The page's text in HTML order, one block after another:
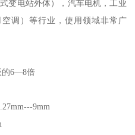
变电站外体），汽车电机，工业
调）等行业，使用领域非常广
的6—8倍
9mm